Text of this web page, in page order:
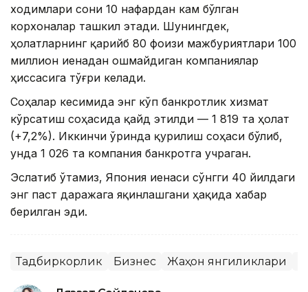
ходимлари сони 10 нафардан кам бўлган
корхоналар ташкил этади. Шунингдек,
ҳолатларнинг қарийб 80 фоизи мажбуриятлари 100
миллион иенадан ошмайдиган компаниялар
ҳиссасига тўғри келади.
Соҳалар кесимида энг кўп банкротлик хизмат
кўрсатиш соҳасида қайд этилди — 1 819 та ҳолат
(+7,2%). Иккинчи ўринда қурилиш соҳаси бўлиб,
унда 1 026 та компания банкротга учраган.
Эслатиб ўтамиз, Япония иенаси сўнгги 40 йилдаги
энг паст даражага яқинлашгани ҳақида хабар
берилган эди.
Тадбиркорлик Бизнес Жаҳон янгиликлари